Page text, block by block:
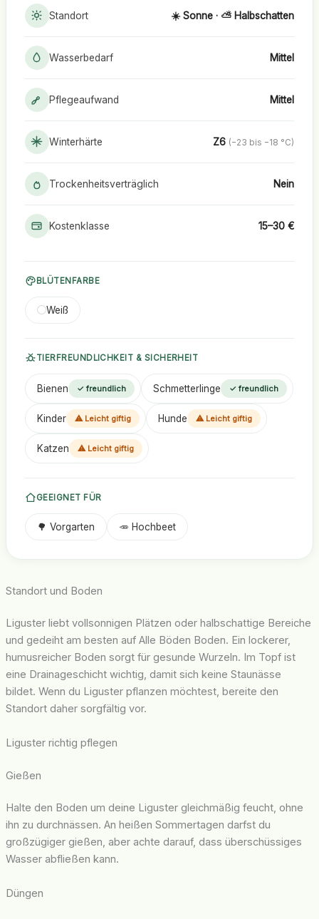
Standort ☀️ Sonne · ⛅ Halbschatten
Wasserbedarf Mittel
Pflegeaufwand Mittel
Winterhärte Z6 (−23 bis −18 °C)
Trockenheitsverträglich Nein
Kostenklasse 15–30 €
BLÜTENFARBE
Weiß
TIERFREUNDLICHKEIT & SICHERHEIT
Bienen ✓ freundlich Schmetterlinge ✓ freundlich
Kinder ⚠ Leicht giftig Hunde ⚠ Leicht giftig
Katzen ⚠ Leicht giftig
GEEIGNET FÜR
🌳 Vorgarten 🥕 Hochbeet
Standort und Boden
Liguster liebt vollsonnigen Plätzen oder halbschattige Bereiche
und gedeiht am besten auf Alle Böden Boden. Ein lockerer,
humusreicher Boden sorgt für gesunde Wurzeln. Im Topf ist
eine Drainageschicht wichtig, damit sich keine Staunässe
bildet. Wenn du Liguster pflanzen möchtest, bereite den
Standort daher sorgfältig vor.
Liguster richtig pflegen
Gießen
Halte den Boden um deine Liguster gleichmäßig feucht, ohne
ihn zu durchnässen. An heißen Sommertagen darfst du
großzügiger gießen, aber achte darauf, dass überschüssiges
Wasser abfließen kann.
Düngen